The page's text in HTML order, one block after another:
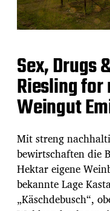
Sex, Drugs
Riesling
Weingut
Mit streng
bewirtschaften die
Hektar eigene
bekannte Lage
„Käschdebusch“,